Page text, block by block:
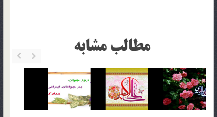
مطالب مشابه